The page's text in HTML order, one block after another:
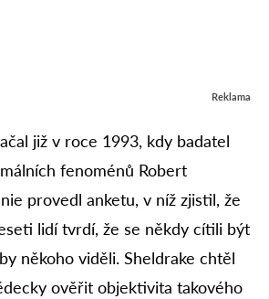
Reklama
již v roce 1993, kdy badatel
fenoménů Robert
provedl anketu, v níž zjistil, že
lidí tvrdí, že se někdy cítili být
někoho viděli. Sheldrake chtěl
ověřit objektivita takového